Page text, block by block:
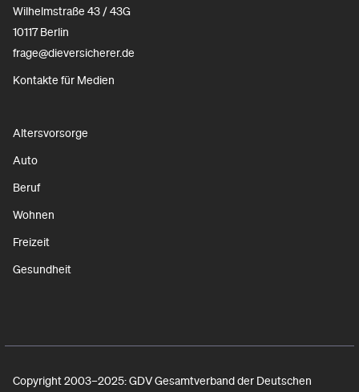
Wilhelmstraße 43 / 43G
10117 Berlin
frage@dieversicherer.de
Kontakte für Medien
Altersvorsorge
Auto
Beruf
Wohnen
Freizeit
Gesundheit
Copyright 2003–2025: GDV Gesamtverband der Deutschen